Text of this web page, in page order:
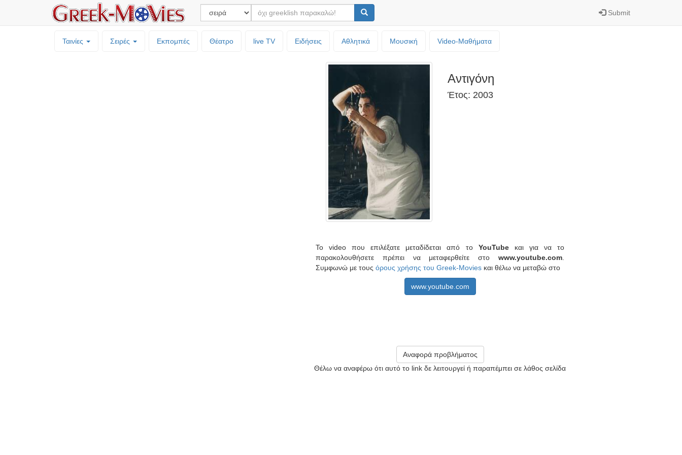
Submit
Ταινίες Σειρές Εκπομπές Θέατρο live TV Ειδήσεις Αθλητικά Μουσική Video-Mαθήματα
Αντιγόνη
Έτος: 2003
Το video που επιλέξατε μεταδίδεται από το YouTubeκαι για να το
παρακολουθήσετε πρέπει να μεταφερθείτε στο www.youtube.com.
Συμφωνώ με τους όρους χρήσης του Greek-Moviesκαι θέλω να μεταβώ στο
www.youtube.com
Αναφορά προβλήματος
Θέλω να αναφέρω ότι αυτό το link δε λειτουργεί ή παραπέμπει σε λάθος σελίδα